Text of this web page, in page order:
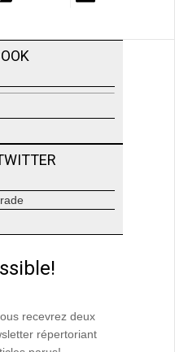
recevrez deux
répertoriant